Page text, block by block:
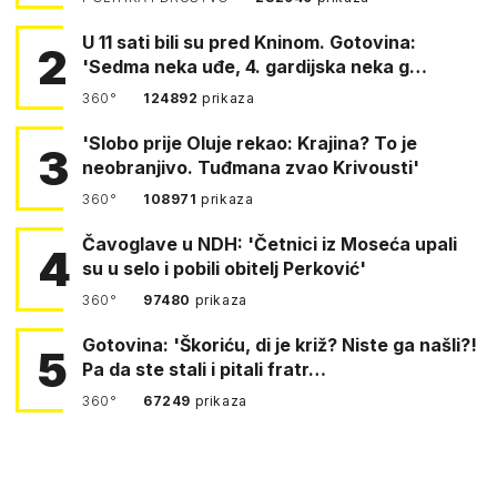
2
U 11 sati bili su pred Kninom. Gotovina:
'Sedma neka uđe, 4. gardijska neka g…
360° 124892prikaza
3
'Slobo prije Oluje rekao: Krajina? To je
neobranjivo. Tuđmana zvao Krivousti'
360° 108971prikaza
4 Čavoglave u NDH: 'Četnici iz Moseća upali
su u selo i pobili obitelj Perković'
360° 97480 prikaza
5
Gotovina: 'Škoriću, di je križ? Niste ga našli?!
Pa da ste stali i pitali fratr…
360° 67249 prikaza